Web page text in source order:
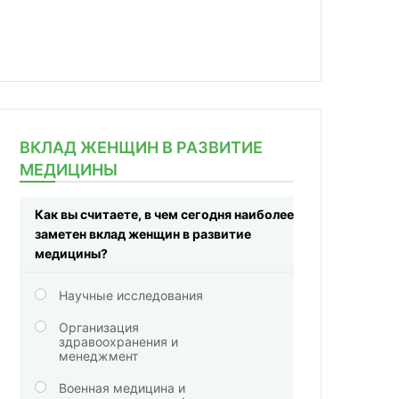
ВКЛАД ЖЕНЩИН В РАЗВИТИЕ
МЕДИЦИНЫ
Как вы считаете, в чем сегодня наиболее
заметен вклад женщин в развитие
медицины?
Научные исследования
Организация
здравоохранения и
менеджмент
Военная медицина и